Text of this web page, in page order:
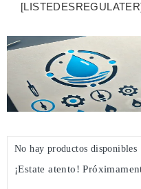
No hay productos disponibles
¡Estate atento!